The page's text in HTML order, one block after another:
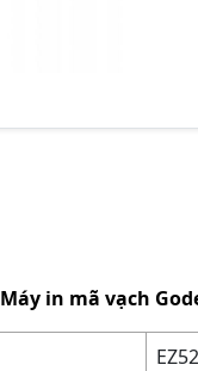
Máy in mã vạch